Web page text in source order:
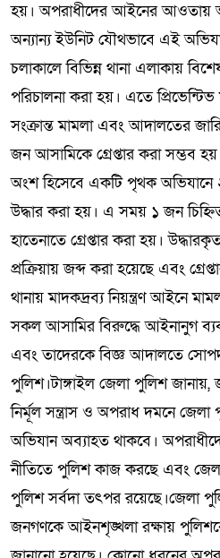
হয়। অপরাধীদের আইনের আওতায়
অন্যান্য ইউনিট যৌথভাবে এই
চলাকালে বিভিন্ন থানা এলাকায়
পরিচালনা করা হয়। এতে
সংক্রান্ত মামলা এবং আদালতের
জন আসামিকে গ্রেপ্তার করা সম্ভব
অংশ হিসেবে একটি পৃথক অভিযানে
উদ্ধার করা হয়। এ সময় ১ জন
হাতেনাতে গ্রেপ্তার করা হয়।
প্রক্রিয়ায় জব্দ করা হয়েছে এবং
থানায় মাদকদ্রব্য নিয়ন্ত্রণ আইনে
সকল আসামির বিরুদ্ধে আইনানুগ
এবং তাদেরকে বিজ্ঞ আদালতে
পুলিশ।টাঙ্গাইল জেলা পুলিশ জানায়,
নির্মূল সন্ত্রাস ও অপরাধ দমনে
অভিযান অব্যাহত থাকবে।
নীতিতে পুলিশ কাজ করছে এবং
পুলিশ সর্বদা তৎপর রয়েছে।জেলা
জনগণকে আইনশৃঙ্খলা রক্ষায়